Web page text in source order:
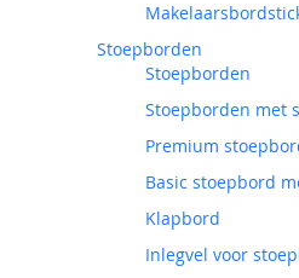
Stoepborden
Stoepborden
Stoepborden met
Premium
Basic stoepbord
Klapbord
Inlegvel voor